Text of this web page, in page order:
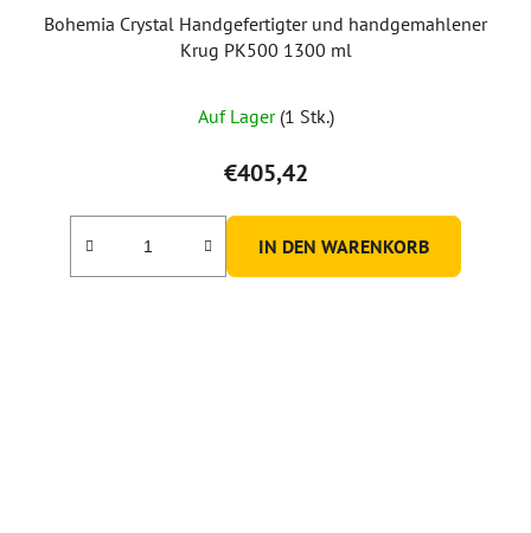
Bohemia Crystal Handgefertigter und handgemahlener
Krug PK500 1300 ml
Auf Lager (1 Stk.)
€405,42
IN DEN WARENKORB